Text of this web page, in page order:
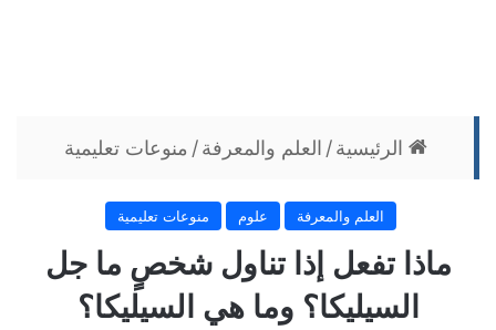
الرئيسية / العلم والمعرفة / منوعات تعليمية
العلم والمعرفة علوم منوعات تعليمية
ماذا تفعل إذا تناول شخصٍ ما جل
السيليكا؟ وما هي السيليكا؟